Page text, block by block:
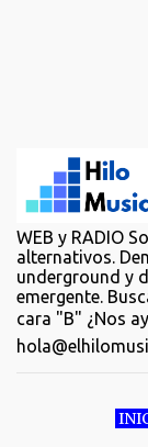
WEB y RADIO
alternativos.
underground y
emergente.
cara "B" ¿Nos